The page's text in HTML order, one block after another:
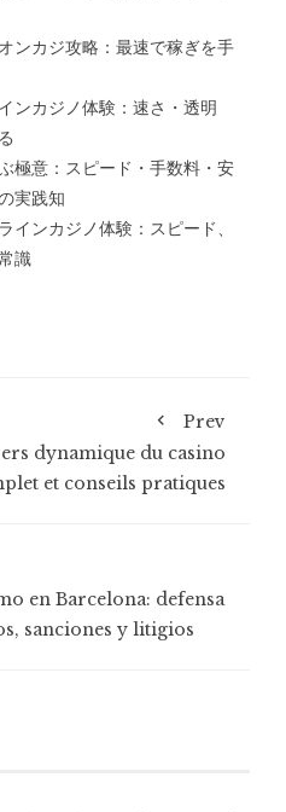
ンカジ攻略：最速で稼ぎを手
ンカジノ体験：速さ・透明
極意：スピード・手数料・安
実践知
インカジノ体験：スピード、
識
Prev
dynamique du casino
et conseils pratiques
en Barcelona: defensa
sanciones y litigios